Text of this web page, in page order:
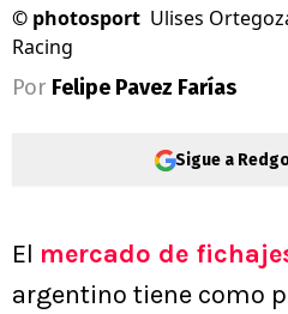
© photosport Ulises
Racing
Por Felipe Pavez Farías
Sigue a
El mercado de
argentino tiene como